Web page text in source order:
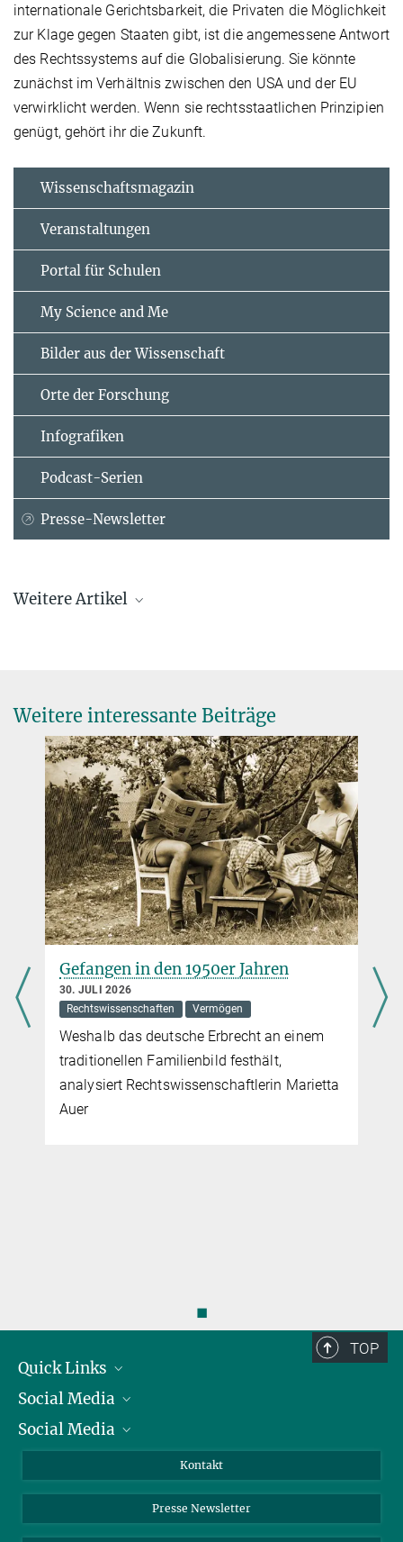
internationale Gerichtsbarkeit, die Privaten die Möglichkeit
zur Klage gegen Staaten gibt, ist die angemessene Antwort
des Rechtssystems auf die Globalisierung. Sie könnte
zunächst im Verhältnis zwischen den USA und der EU
verwirklicht werden. Wenn sie rechtsstaatlichen Prinzipien
genügt, gehört ihr die Zukunft.
Wissenschaftsmagazin
Veranstaltungen
Portal für Schulen
My Science and Me
Bilder aus der Wissenschaft
Orte der Forschung
Infografiken
Podcast-Serien
Presse-Newsletter
Weitere Artikel
„Legitimität, Transparenz und einheitliche
Rechtsprechung sind Voraussetzung für eine
Schiedsgerichtsbarkeit“
9. DEZEMBER 2015
Das TTIP-Abkommen ist in der europäischen und besonders in der
deutschen Öffentlichkeit höchst umstritten. Die Gegner kritisieren
vor allem die geplanten nicht-öffentlichen Schiedsgerichte, die in
Streitigkeiten zwischen einem Staat und einem ausländischen
ganz normales Vorgehen.
Weitere interessante Beiträge
Leihmutterschaft: Müssen wir
Familie neu denken?
27. JULI 2026
Rechtswissenschaften
Die Debatte zeigt viele offene Fragen im
Familienrecht. Ein Interview mit
Familienrechtlerin Anne Röthel
◼
TOP
Quick Links
Präsident
Zahlen und Fakten
Meldestelle Fehlverhalten
Social Media
Bluesky
Social Media
YouTube
Kontakt
Presse Newsletter